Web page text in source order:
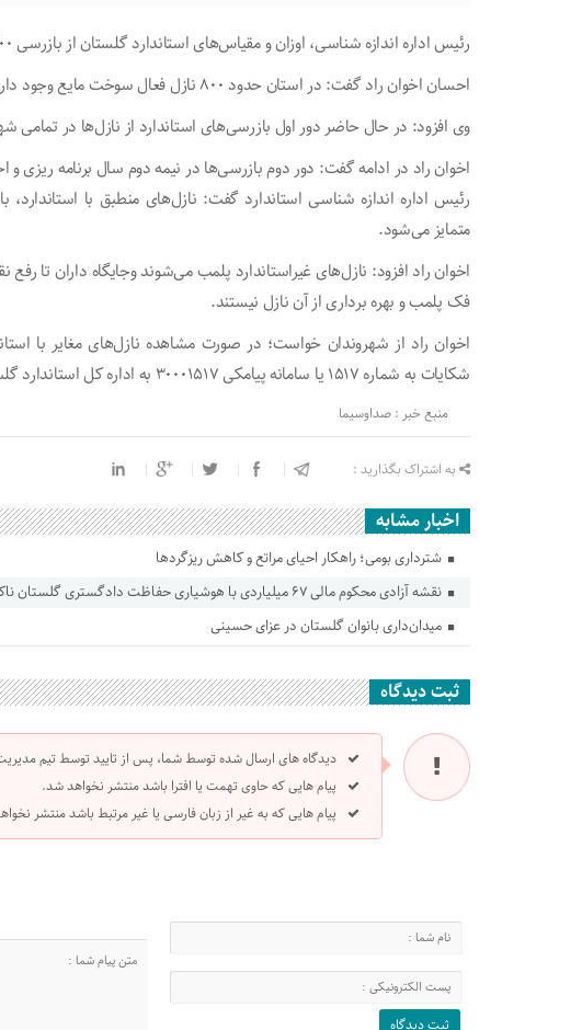
رئیس اداره اندازه شناسی، اوزان و مقیاس‌های استاندارد گلستان از بازرسی ۳۰۰ نازل عرضه سوخت مایع در استان خبر داد.
احسان اخوان راد گفت: در استان حدود ۸۰۰ نازل فعال سوخت مایع وجود دارد که سالانه دو بار مورد بازرسی قرار می‌گیرد.
وی افزود: در حال حاضر دور اول بازرسی‌های استاندارد از نازل‌ها در
اخوان راد در ادامه گفت: دور دوم بازرسی‌ها در نیمه دوم سال برنامه ریزی و
رئیس اداره اندازه شناسی استاندارد گفت: نازل‌های منطبق با
متمایز می‌شود.
اخوان راد افزود: نازل‌های غیراستاندارد پلمب می‌شوند وجایگاه داران تا
فک پلمب و بهره برداری از آن نازل نیستند.
اخوان راد از شهروندان خواست؛ در صورت مشاهده نازل‌های مغایر با
شکایات به شماره ۱۵۱۷ یا سامانه پیامکی ۳۰۰۰۱۵۱۷ به اداره کل استاندارد گلستان اطلاع دهند.
منبع خبر : صداوسیما
به اشتراک بگذارید :
اخبار مشابه
شترداری بومی؛ راهکار احیای مراتع و کاهش ریزگردها
نقشه آزادی محکوم مالی ۶۷ میلیاردی با هوشیاری حفاظت دادگستری گلستان ناکام ماند
میدان‌داری بانوان گلستان در عزای حسینی
ثبت دیدگاه
دیدگاه های ارسال شده توسط شما، پس از تایید توسط تیم
پیام هایی که حاوی تهمت یا افترا باشد منتشر نخواهد شد.
پیام هایی که به غیر از زبان فارسی یا غیر مرتبط باشد منتشر